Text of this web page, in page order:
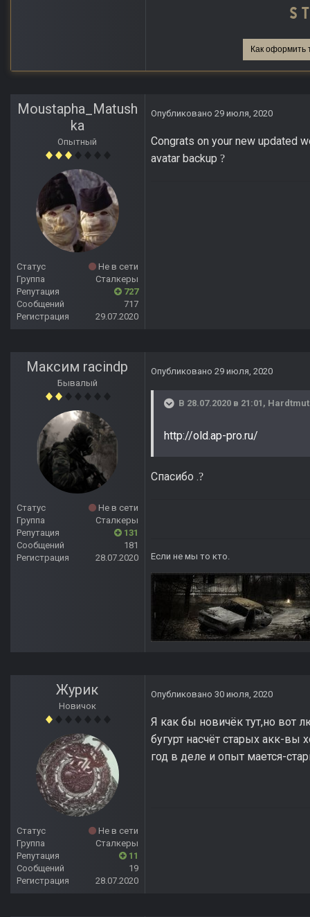
Как оформить
Moustapha_Matush
ka
Опытный
Статус
Не в сети
Группа
Сталкеры
Репутация
727
Сообщений
717
Регистрация
29.07.2020
Опубликовано 29 июля, 2020
Congrats on your new updated
avatar backup ?
Максим raсindp
Бывалый
Статус
Не в сети
Группа
Сталкеры
Репутация
131
Сообщений
181
Регистрация
28.07.2020
Опубликовано 29 июля, 2020
В 28.07.2020 в 21:01,
http://old.ap-pro.ru/
Спасибо .?
Если не мы то кто.
Журик
Новичок
Статус
Не в сети
Группа
Сталкеры
Репутация
11
Сообщений
19
Регистрация
28.07.2020
Опубликовано 30 июля, 2020
Я как бы новичёк тут,но вот
бугурт насчёт старых акк-
год в деле и опыт мается-